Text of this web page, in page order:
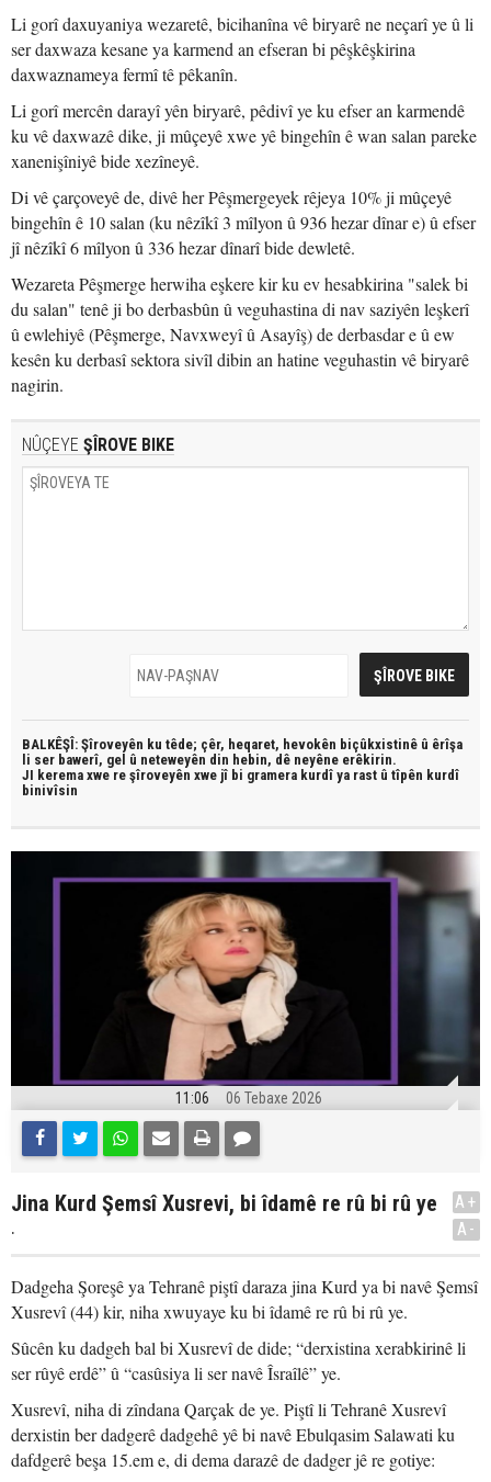
Li gorî daxuyaniya wezaretê, bicihanîna vê biryarê ne neçarî ye û li
ser daxwaza kesane ya karmend an efseran bi pêşkêşkirina
daxwaznameya fermî tê pêkanîn.
Li gorî mercên darayî yên biryarê, pêdivî ye ku efser an karmendê
ku vê daxwazê dike, ji mûçeyê xwe yê bingehîn ê wan salan pareke
xanenişîniyê bide xezîneyê.
Di vê çarçoveyê de, divê her Pêşmergeyek rêjeya 10% ji mûçeyê
bingehîn ê 10 salan (ku nêzîkî 3 mîlyon û 936 hezar dînar e) û efser
jî nêzîkî 6 mîlyon û 336 hezar dînarî bide dewletê.
Wezareta Pêşmerge herwiha eşkere kir ku ev hesabkirina "salek bi
du salan" tenê ji bo derbasbûn û veguhastina di nav saziyên leşkerî
û ewlehiyê (Pêşmerge, Navxweyî û Asayîş) de derbasdar e û ew
kesên ku derbasî sektora sivîl dibin an hatine veguhastin vê biryarê
nagirin.
NÛÇEYE ŞÎROVE BIKE
BALKÊŞÎ: Şîroveyên ku têde; çêr, heqaret, hevokên biçûkxistinê û êrîşa
li ser bawerî, gel û neteweyên din hebin, dê neyêne erêkirin.
JI kerema xwe re şîroveyên xwe jî bi gramera kurdî ya rast û tîpên kurdî
binivîsin
11:06 06 Tebaxe 2026
Jina Kurd Şemsî Xusrevi, bi îdamê re rû bi rû ye
.
A+
A-
Dadgeha Şoreşê ya Tehranê piştî daraza jina Kurd ya bi navê Şemsî
Xusrevî (44) kir, niha xwuyaye ku bi îdamê re rû bi rû ye.
Sûcên ku dadgeh bal bi Xusrevî de dide; “derxistina xerabkirinê li
ser rûyê erdê” û “casûsiya li ser navê Îsraîlê” ye.
Xusrevî, niha di zîndana Qarçak de ye. Piştî li Tehranê Xusrevî
derxistin ber dadgerê dadgehê yê bi navê Ebulqasim Salawati ku
dafdgerê beşa 15.em e, di dema darazê de dadger jê re gotiye: